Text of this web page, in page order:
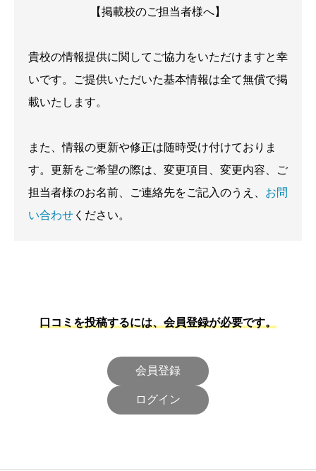
【掲載校のご担当者様へ】
貴校の情報提供に関してご協力をいただけますと幸
いです。ご提供いただいた基本情報は全て無償で掲
載いたします。
また、情報の更新や修正は随時受け付けておりま
す。更新をご希望の際は、変更項目、変更内容、ご
担当者様のお名前、ご連絡先をご記入のうえ、 お問
い合わせ ください。
口コミを投稿するには、会員登録が必要です。
会員登録
ログイン